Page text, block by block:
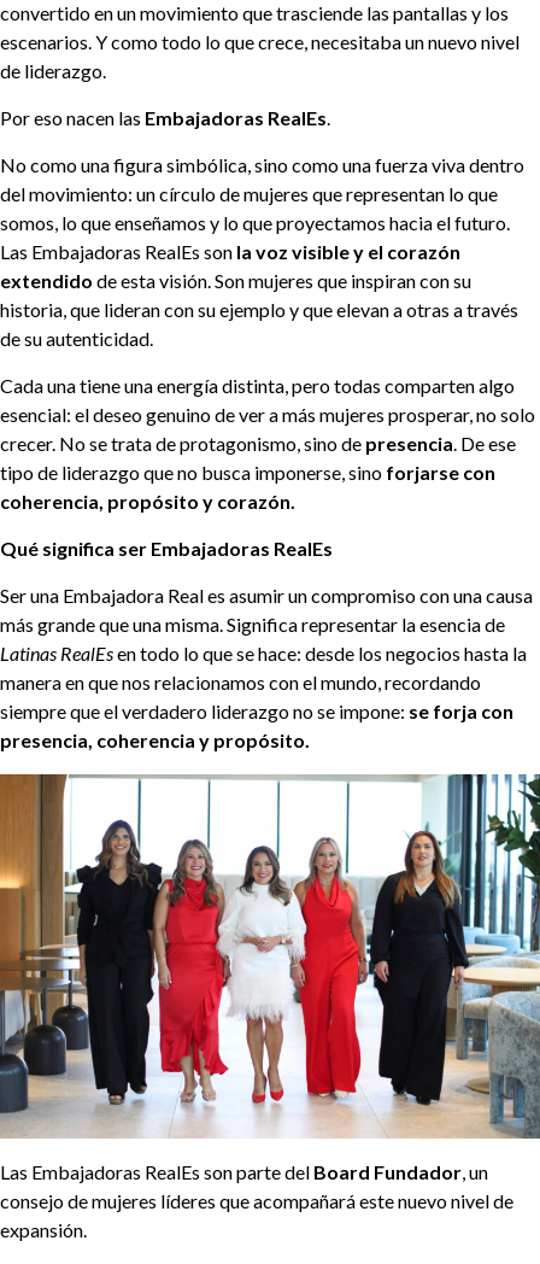
convertido en un movimiento que trasciende las pantallas y los
escenarios. Y como todo lo que crece, necesitaba un nuevo nivel
de liderazgo.
Por eso nacen las Embajadoras RealEs.
No como una figura simbólica, sino como una fuerza viva dentro
del movimiento: un círculo de mujeres que representan lo que
somos, lo que enseñamos y lo que proyectamos hacia el futuro.
Las Embajadoras RealEs son la voz visible y el corazón
extendido de esta visión. Son mujeres que inspiran con su
historia, que lideran con su ejemplo y que elevan a otras a través
de su autenticidad.
Cada una tiene una energía distinta, pero todas comparten algo
esencial: el deseo genuino de ver a más mujeres prosperar, no solo
crecer. No se trata de protagonismo, sino de presencia. De ese
tipo de liderazgo que no busca imponerse, sino forjarse con
coherencia, propósito y corazón.
Qué significa ser Embajadoras RealEs
Ser una Embajadora Real es asumir un compromiso con una causa
más grande que una misma. Significa representar la esencia de
Latinas RealEsen todo lo que se hace: desde los negocios hasta la
manera en que nos relacionamos con el mundo, recordando
siempre que el verdadero liderazgo no se impone: se forja con
presencia, coherencia y propósito.
Las Embajadoras RealEs son parte del Board Fundador, un
consejo de mujeres líderes que acompañará este nuevo nivel de
expansión.